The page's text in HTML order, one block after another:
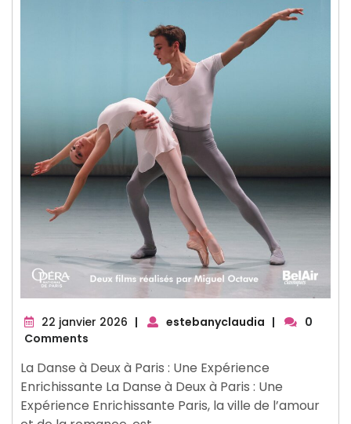
22 janvier 2026 22
| estebanyclaudia |
0
Comments
La Danse à Deux à Paris : Une Expérience
Enrichissante La Danse à Deux à Paris : Une
Expérience Enrichissante Paris, la ville de l’amour